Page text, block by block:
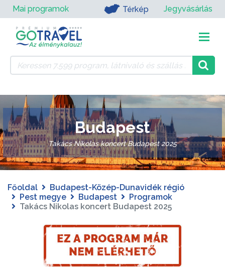
Mai programok Térkép Jegyvásárlás
Budapest
Takács Nikolas koncert Budapest 2025
Főoldal
Budapest-Közép-Dunavidék régió
Pest megye
Budapest
Programok
Takács Nikolas koncert Budapest 2025